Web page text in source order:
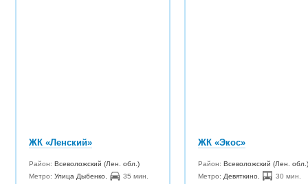
ЖК «Ленский»
Район:Всеволожский (Лен. обл.)
Метро: Улица Дыбенко
35 мин.
ЖК «Экос»
Район: Всеволожский (Лен. обл.)
Метро: Девяткино
30 мин.